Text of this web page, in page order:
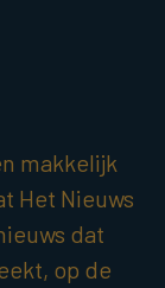
makkelijk
Het Nieuws
dat
op de